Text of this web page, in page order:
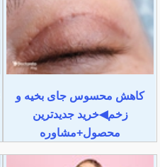
کاهش محسوس جای بخیه و
زخم◀خرید جدیدترین
محصول+مشاوره